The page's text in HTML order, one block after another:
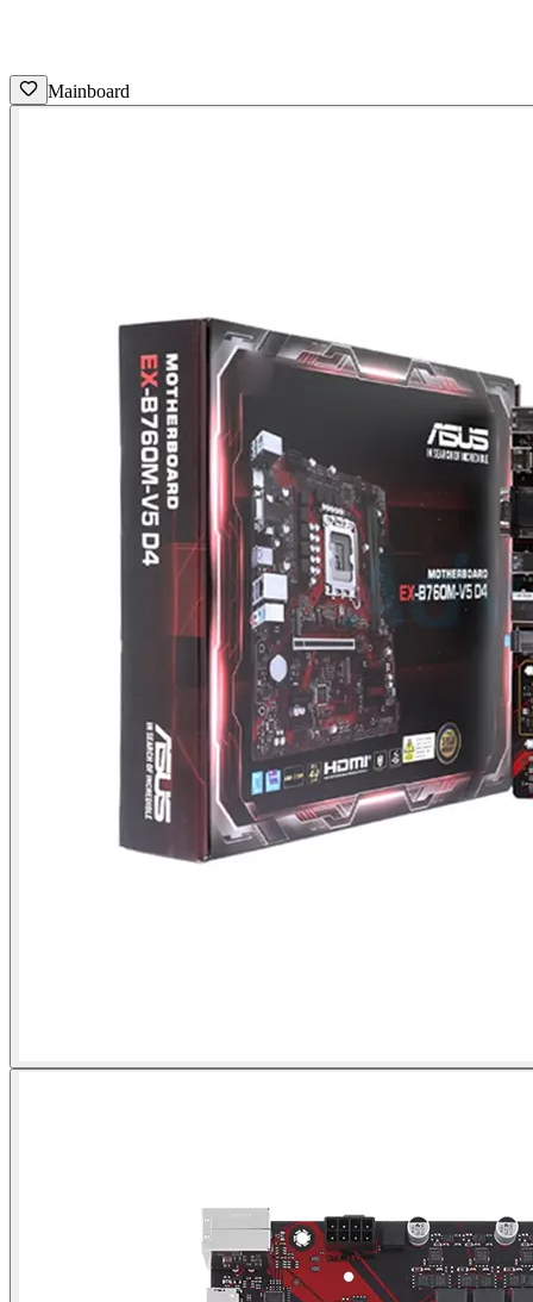
Mainboard